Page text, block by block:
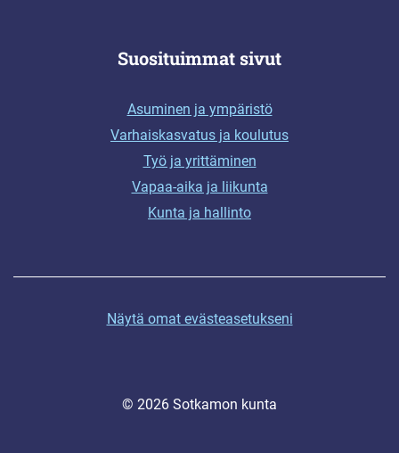
Suosituimmat sivut
Asuminen ja ympäristö
Varhaiskasvatus ja koulutus
Työ ja yrittäminen
Vapaa-aika ja liikunta
Kunta ja hallinto
Näytä omat evästeasetukseni
© 2026 Sotkamon kunta